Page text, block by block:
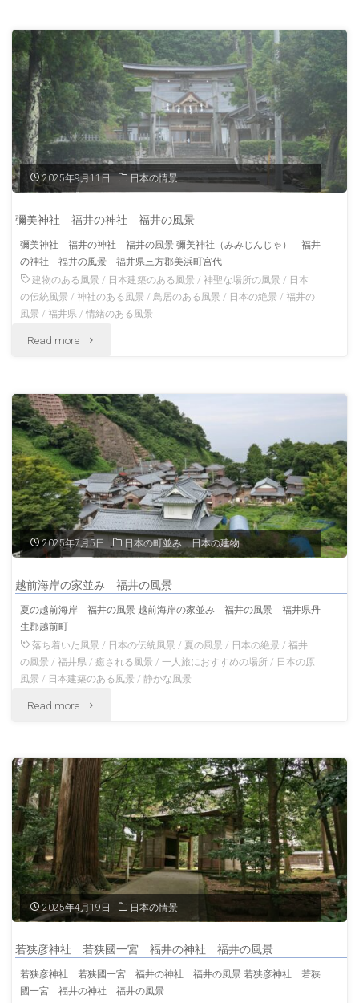
福
井
の
風
景"
金
崎
宮
敦
賀
の
福
井
景"
2025年9月11日 日本の情景
彌美神社 福井の神社 福井の風景
彌美神社 福井の神社 福井の風景 彌美神社（みみじんじゃ） 福井
の神社 福井の風景 福井県三方郡美浜町宮代
建物のある風景 / 日本建築のある風景 /神聖な場所の風景 / 日本
の伝統風景 /神社のある風景 /鳥居のある風景 / 日本の絶景 /福井の
風景 /福井県 /情緒のある風景
Read more "彌
神
社
福
井
の
社
井
景"
2025年7月5日 日本の町並み 日本の建物
越前海岸の家並み 福井の風景
夏の越前海岸 福井の風景 越前海岸の家並み 福井の風景 福井県丹
生郡越前町
落ち着いた風景 / 日本の伝統風景 / 夏の風景 / 日本の絶景 /福井
の風景 /福井県 /癒される風景 /一人旅におすすめの場所 / 日本の原
風景 / 日本建築のある風景 /静かな風景
Read more "越
海
並
福
井
2025年4月19日 日本の情景
若狭彦神社 若狭國一宮 福井の神社 福井の風景
若狭彦神社 若狭國一宮 福井の神社 福井の風景 若狭彦神社 若狭
國一宮 福井の神社 福井の風景